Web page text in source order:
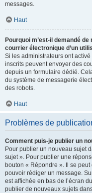
messages.
Haut
Pourquoi m’est-il demandé
courrier électronique d’un
Si les administrateurs ont
inscrits peuvent envoyer des
depuis un formulaire dédié.
du système de messagerie
des robots.
Haut
Problèmes de
Comment puis-je publier un
Pour publier un nouveau sujet
sujet ». Pour publier une
bouton « Répondre ». Il se
pouvoir rédiger un message.
est affichée en bas de l’écran
publier de nouveaux sujets